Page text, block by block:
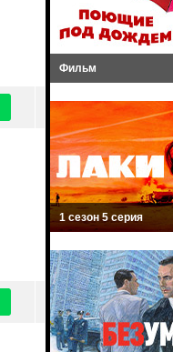
Фильм
1 сезон 5 серия